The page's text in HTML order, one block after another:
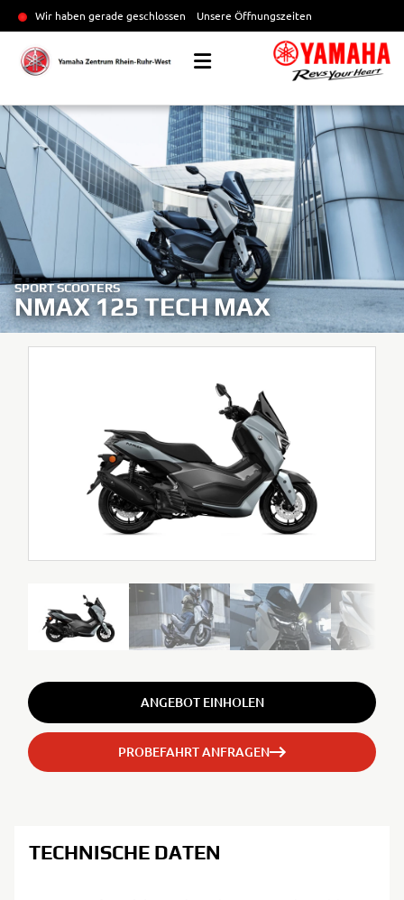
Wir haben gerade geschlossen Unsere Öffnungszeiten
SPORT SCOOTERS
NMAX 125 TECH MAX
ANGEBOT EINHOLEN
PROBEFAHRT ANFRAGEN
TECHNISCHE DATEN